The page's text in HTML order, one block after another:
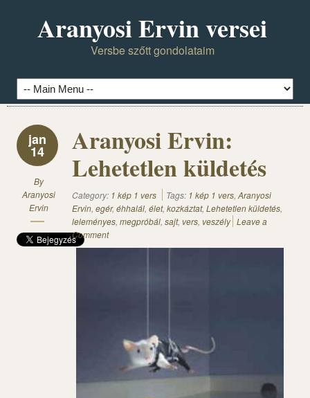
Aranyosi Ervin versei
Versbe szőtt gondolataim
jan
14
By
Aranyosi
Ervin
Aranyosi Ervin:
Lehetetlen küldetés
Category: 1 kép 1 vers Tags: 1 kép 1 vers, Aranyosi
Ervin, egér, éhhalál, élet, kozkáztat, Lehetetlen küldetés,
leleményes, megpróbál, sajt, vers, veszély Leave a
Comment